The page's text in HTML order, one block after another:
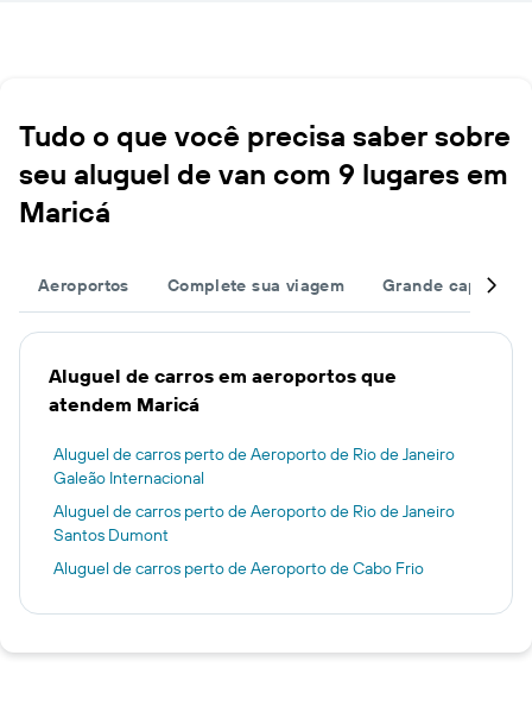
Tudo o que você precisa saber sobre
seu aluguel de van com 9 lugares em
Maricá
Aeroportos Complete sua viagem Grande
Aluguel de carros em aeroportos que
atendem Maricá
Aluguel de carros perto de Aeroporto de Rio de Janeiro
Galeão Internacional
Aluguel de carros perto de Aeroporto de Rio de Janeiro
Santos Dumont
Aluguel de carros perto de Aeroporto de Cabo Frio